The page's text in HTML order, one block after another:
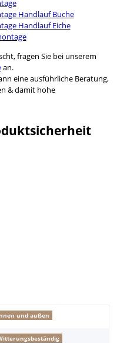
Handlauf Buche
Handlauf Eiche
fragen Sie bei unserem
an.
eine ausführliche Beratung,
& damit hohe
und außen